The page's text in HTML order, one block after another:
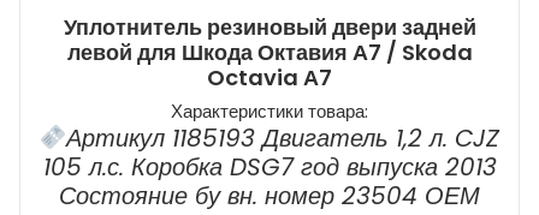
Уплотнитель резиновый двери задней
левой для Шкода Октавия А7 / Skoda
Octavia А7
Характеристики товара:
Артикул 1185193 Двигатель 1,2 л. CJZ
105 л.с. Коробка DSG7 год выпуска 2013
Состояние бу вн. номер 23504 ОЕМ